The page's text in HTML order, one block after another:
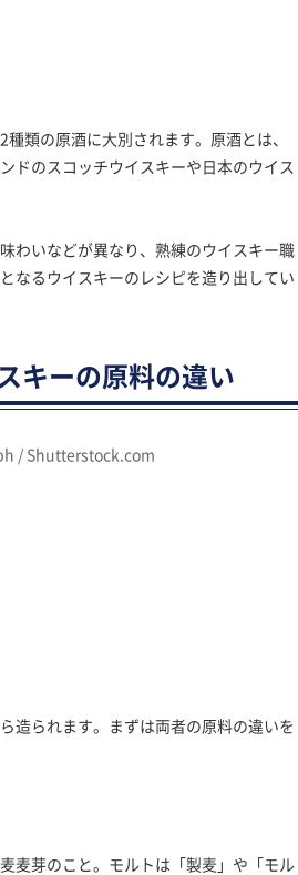
種類の原酒に大別されます。原酒とは、
ドのスコッチウイスキーや日本のウイス
わいなどが異なり、熟練のウイスキー職
なるウイスキーのレシピを造り出してい
キーの原料の違い
/ Shutterstock.com
造られます。まずは両者の原料の違いを
麦芽のこと。モルトは「製麦」や「モル